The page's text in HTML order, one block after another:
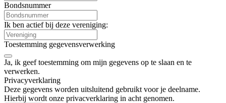
Bondsnummer
Ik ben actief bij deze vereniging:
Toestemming gegevensverwerking
Ja, ik geef toestemming om mijn gegevens op te slaan en te
verwerken.
Privacyverklaring
Deze gegevens worden uitsluitend gebruikt voor je deelname.
Hierbij wordt onze privacverklaring in acht genomen.